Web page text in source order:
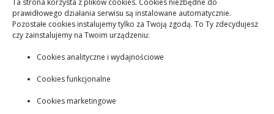
Ta strona korzysta z plików cookies. Cookies niezbędne do
prawidłowego działania serwisu są instalowane automatycznie.
Pozostałe cookies instalujemy tylko za Twoją zgodą. To Ty zdecydujesz
czy zainstalujemy na Twoim urządzeniu:
Cookies analityczne i wydajnościowe
Cookies funkcjonalne
Cookies marketingowe